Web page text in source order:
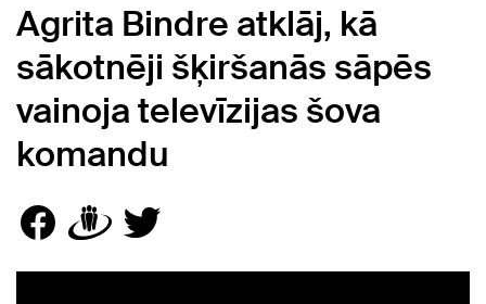
Agrita Bindre atklāj, kā
sākotnēji šķiršanās sāpēs
vainoja televīzijas šova
komandu